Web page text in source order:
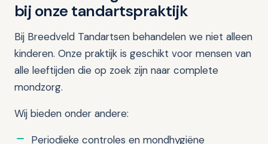
bij onze tandartspraktijk
Bij Breedveld Tandartsen behandelen we niet alleen
kinderen. Onze praktijk is geschikt voor mensen van
alle leeftijden die op zoek zijn naar complete
mondzorg.
Wij bieden onder andere:
Periodieke controles en mondhygiëne